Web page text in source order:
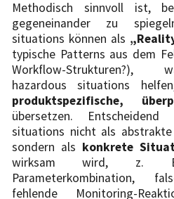
Methodisch sinnvoll ist,
gegeneinander zu
situations können als
typische Patterns aus dem
Workflow-Strukturen?),
hazardous situations
produktspezifische,
übersetzen.
situations nicht als
sondern als konkrete
wirksam wird, z.
Parameterkombination,
fehlende Monitoring-